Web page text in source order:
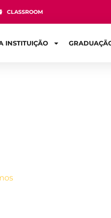
CLASSROOM
INSTITUIÇÃO